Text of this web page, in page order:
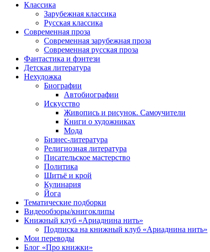
Классика
Зарубежная классика
Русская классика
Современная проза
Современная зарубежная проза
Современная русская проза
Фантастика и фэнтези
Детская литература
Нехудожка
Биографии
Автобиографии
Искусство
Живопись и рисунок. Самоучители
Книги о художниках
Мода
Бизнес-литература
Религиозная литература
Писательское мастерство
Политика
Шитьё и крой
Кулинария
Йога
Тематические подборки
Видеообзоры/книгоклипы
Книжный клуб «Ариаднина нить»
Подписка на книжный клуб «Ариаднина нить»
Мои переводы
Блог «Про книжки»